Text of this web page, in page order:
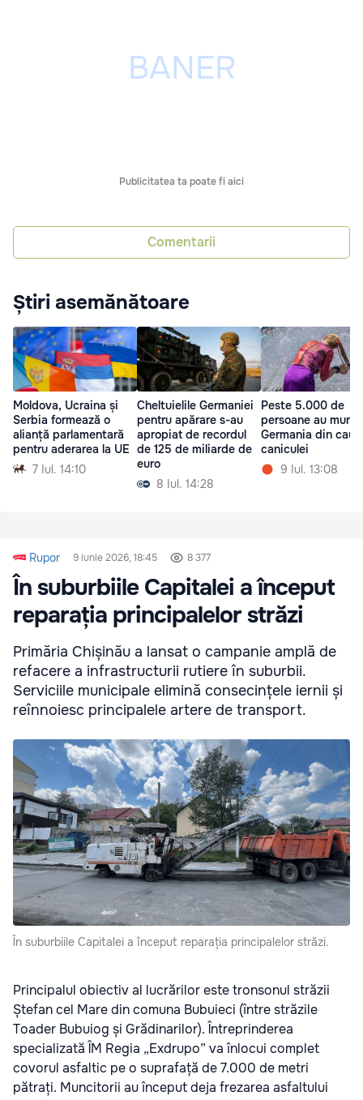
Publicitatea ta poate fi aici
Comentarii
Știri asemănătoare
Moldova, Ucraina și
Serbia formează o
alianță parlamentară
pentru aderarea la UE
7 Iul. 14:10
Cheltuielile Germaniei
pentru apărare s-au
apropiat de recordul
de 125 de miliarde de
euro
8 Iul. 14:28
Peste 5.000 de
persoane au murit
Germania din
caniculei
9 Iul. 13:08
Rupor 9 iunie 2026, 18:45 8 377
În suburbiile Capitalei a început
reparația principalelor străzi
Primăria Chișinău a lansat o campanie amplă de
refacere a infrastructurii rutiere în suburbii.
Serviciile municipale elimină consecințele iernii și
reînnoiesc principalele artere de transport.
În suburbiile Capitalei a început reparația principalelor străzi.
Principalul obiectiv al lucrărilor este tronsonul străzii
Ștefan cel Mare din comuna Bubuieci (între străzile
Toader Bubuiog și Grădinarilor). Întreprinderea
specializată ÎM Regia „Exdrupo” va înlocui complet
covorul asfaltic pe o suprafață de 7.000 de metri
pătrați. Muncitorii au început deja frezarea asfaltului